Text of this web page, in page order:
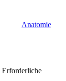
Anatomie
Erforderliche